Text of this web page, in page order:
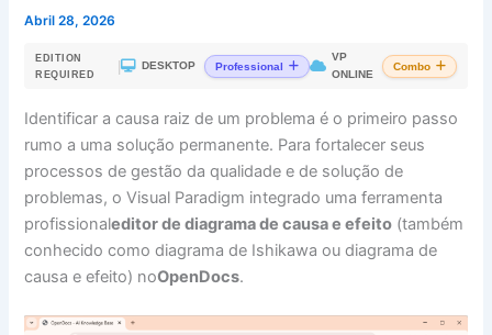
Abril 28, 2026
EDITION
REQUIRED
DESKTOP Professional
VP
ONLINE
Combo
Identificar a causa raiz de um problema é o primeiro passo
rumo a uma solução permanente. Para fortalecer seus
processos de gestão da qualidade e de solução de
problemas, o Visual Paradigm integrado uma ferramenta
profissionaleditor de diagrama de causa e efeito (também
conhecido como diagrama de Ishikawa ou diagrama de
causa e efeito) noOpenDocs.